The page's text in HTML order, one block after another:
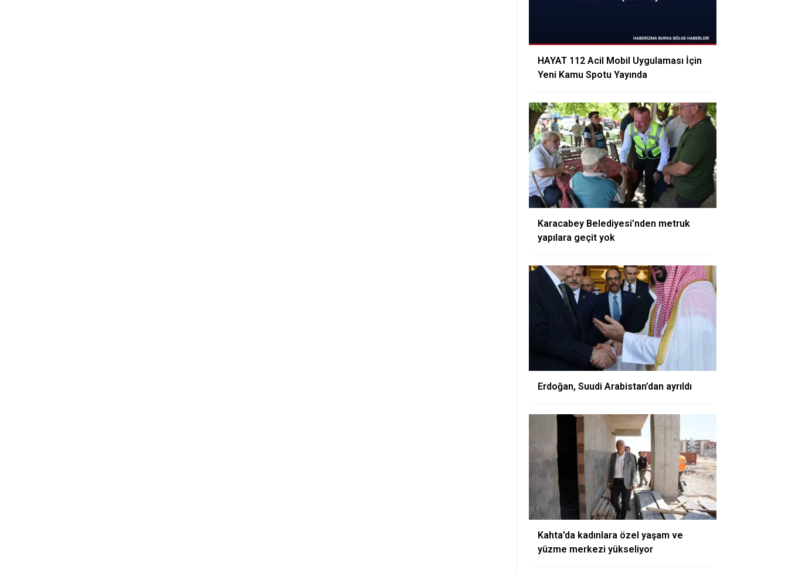
HAYAT 112 Acil Mobil Uygulaması İçin
Yeni Kamu Spotu Yayında
Karacabey Belediyesi’nden metruk
yapılara geçit yok
Erdoğan, Suudi Arabistan’dan ayrıldı
Kahta’da kadınlara özel yaşam ve
yüzme merkezi yükseliyor